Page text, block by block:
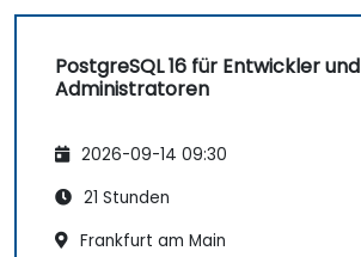
PostgreSQL 16 für Entwickler und
Administratoren
2026-09-14 09:30
21 Stunden
Frankfurt am Main